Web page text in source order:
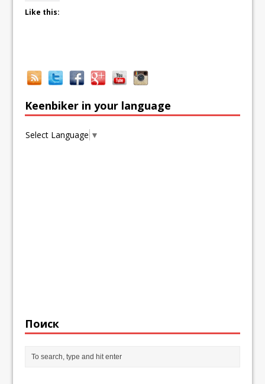
Like this:
Keenbiker in your language
Select Language ▼
Поиск